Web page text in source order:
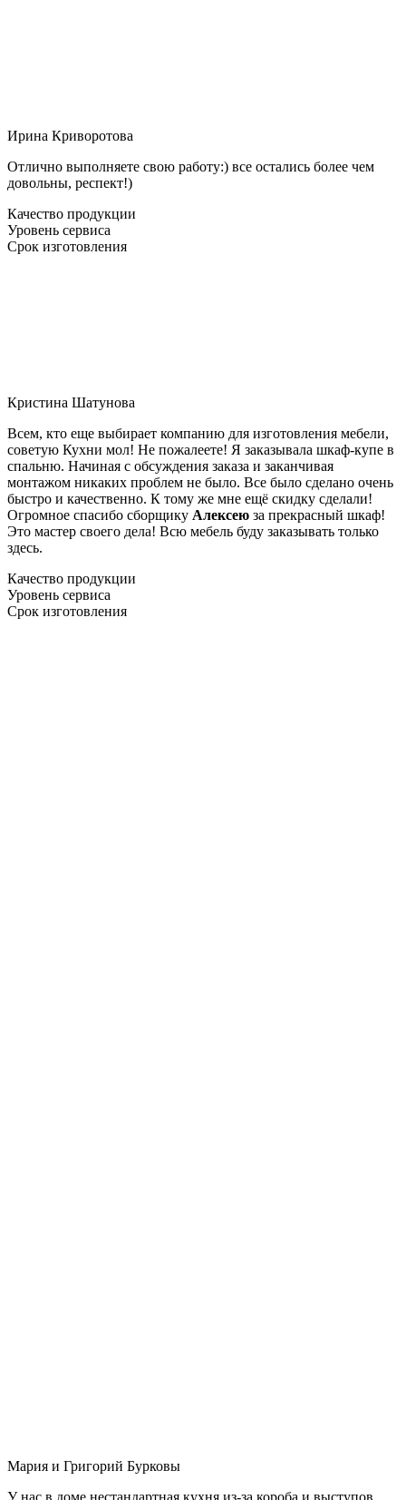
Ирина Криворотова
Отлично выполняете свою работу:) все остались более чем
довольны, респект!)
Качество продукции
Уровень сервиса
Срок изготовления
Кристина Шатунова
Всем, кто еще выбирает компанию для изготовления мебели,
советую Кухни мол! Не пожалеете! Я заказывала шкаф-купе в
спальню. Начиная с обсуждения заказа и заканчивая
монтажом никаких проблем не было. Все было сделано очень
быстро и качественно. К тому же мне ещё скидку сделали!
Огромное спасибо сборщику Алексею за прекрасный шкаф!
Это мастер своего дела! Всю мебель буду заказывать только
здесь.
Качество продукции
Уровень сервиса
Срок изготовления
Мария и Григорий Бурковы
У нас в доме нестандартная кухня из-за короба и выступов,